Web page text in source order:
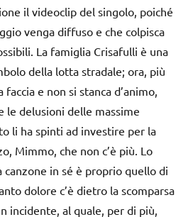
il videoclip del singolo, poiché
venga diffuso e che colpisca
La famiglia Crisafulli è una
della lotta stradale; ora, più
faccia e non si stanca d’animo,
le delusioni delle massime
li ha spinti ad investire per la
Mimmo, che non c’è più. Lo
in sé è proprio quello di
dolore c’è dietro la scomparsa
incidente, al quale, per di più,